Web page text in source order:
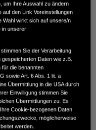
black pearl
km
/ 83 PS
cm³
um Ihre Auswahl zu ändern
auf den Link Voreinstellungen
Wahl wirkt sich auf unsere/n
in unserer
Sie der Verarbeitung
Daten wie z.B.
die benannten
sowie Art. 6 Abs. 1 lit. a
Übermittlung in die USA durch
Einwilligung stimmen Sie
Übermittlungen zu. Es
Cookie-bezogenen Daten
möglicherweise
werden.